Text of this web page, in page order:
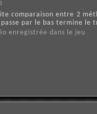
comparaison entre 2
par le bas termine le
enregistrée dans le jeu